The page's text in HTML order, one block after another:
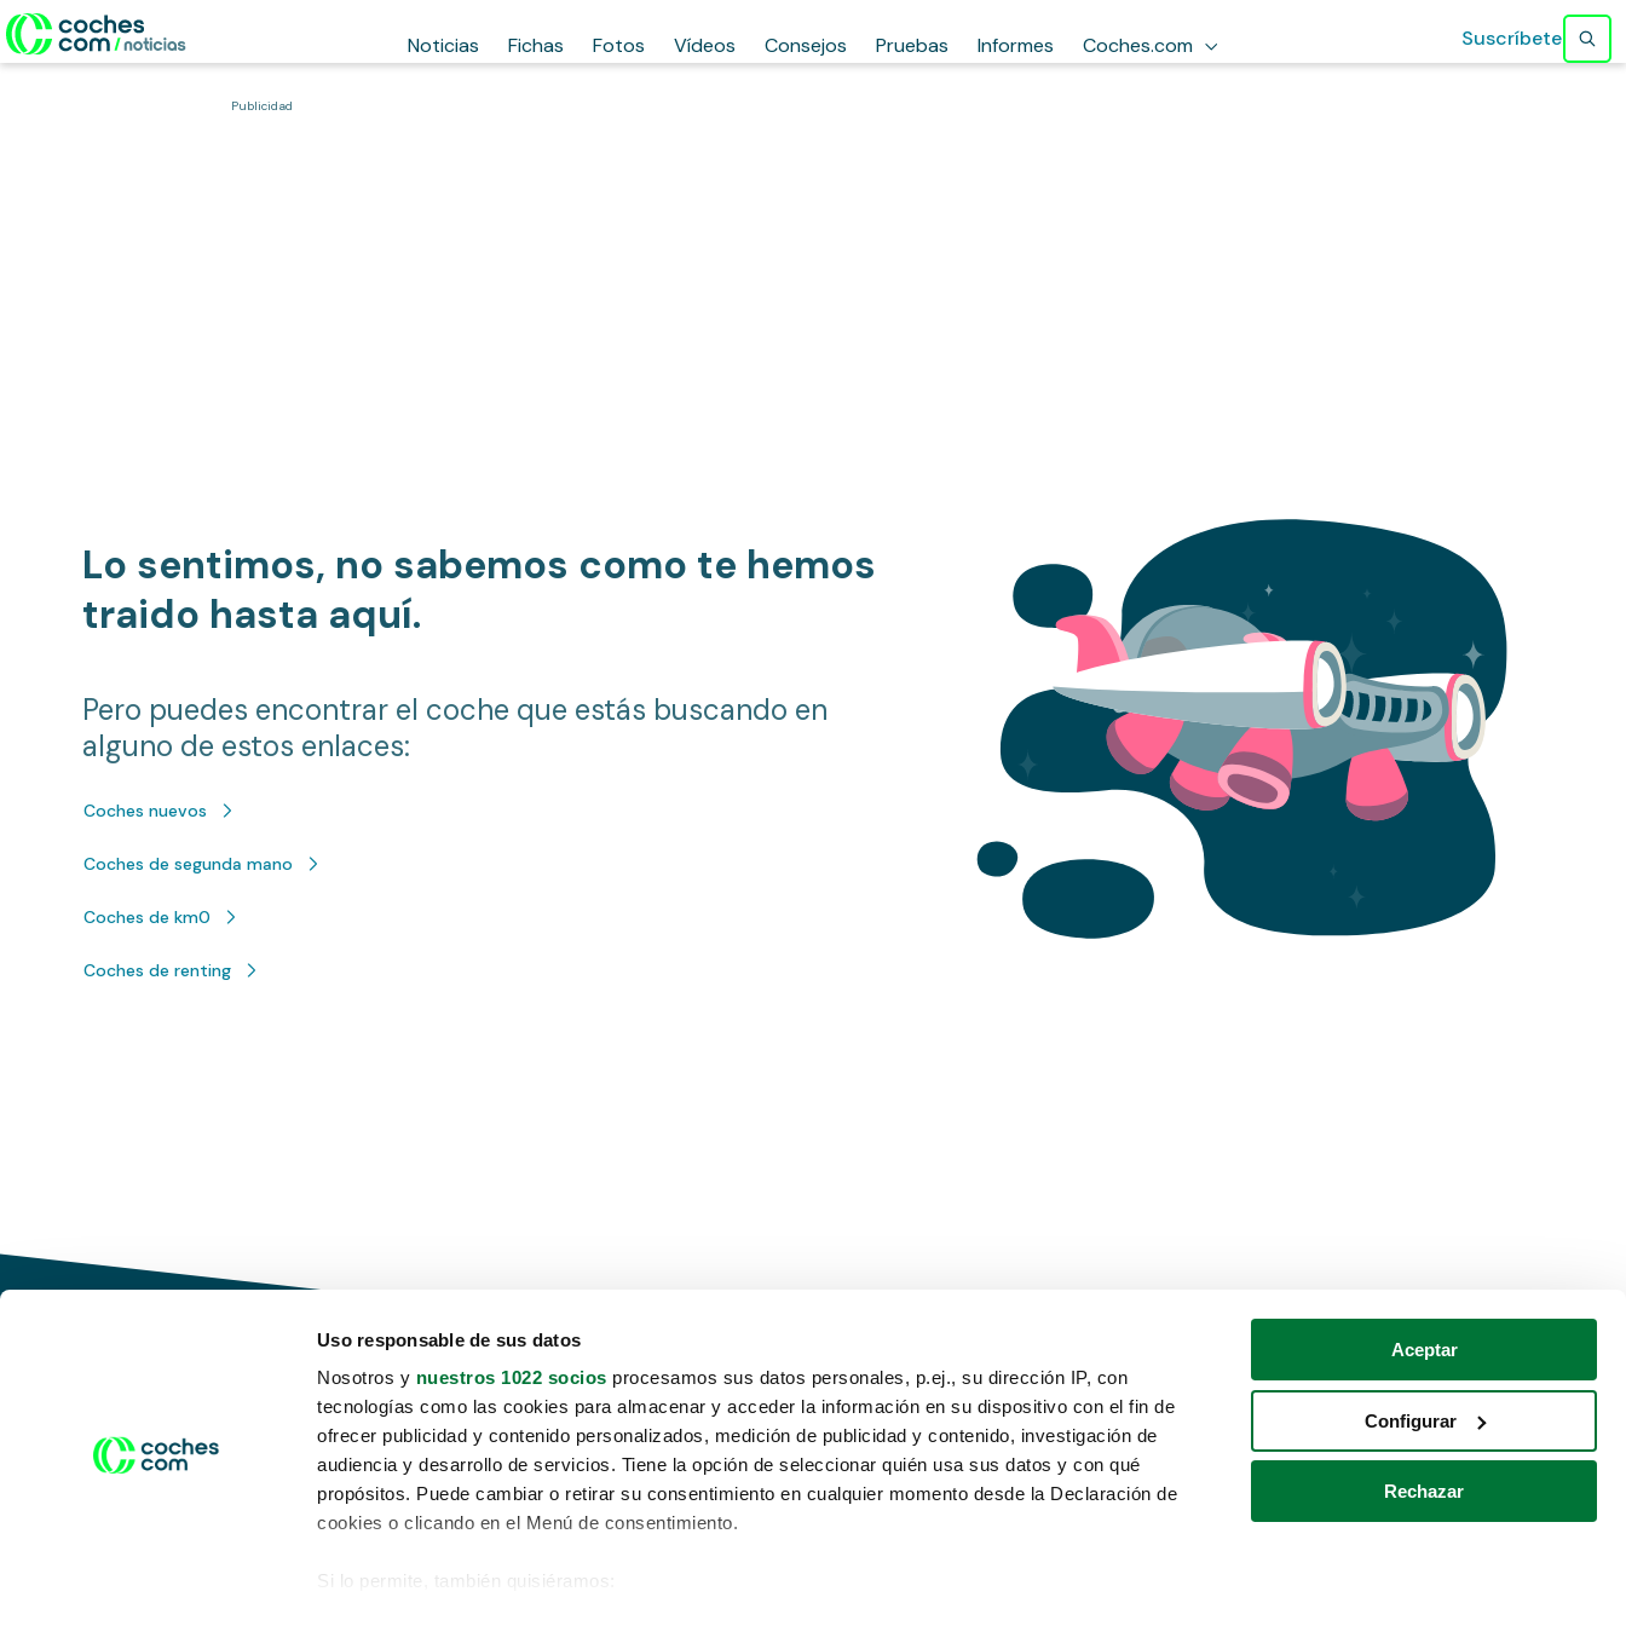
Uso responsable de sus datos
Nosotros y nuestros 1022 socios procesamos sus datos personales, p.ej., su dirección IP, con
tecnologías como las cookies para almacenar y acceder la información en su dispositivo con el fin de
ofrecer publicidad y contenido personalizados, medición de publicidad y contenido, investigación de
audiencia y desarrollo de servicios. Tiene la opción de seleccionar quién usa sus datos y con qué
propósitos. Puede cambiar o retirar su consentimiento en cualquier momento desde la Declaración de
cookies o clicando en el Menú de consentimiento.
Si lo permite, también quisiéramos:
Aceptar
Configurar
Rechazar
Noticias Fichas Fotos Vídeos Consejos Pruebas Informes Coches.com Suscríbete
Publicidad
Lo sentimos, no sabemos como te hemos
traido hasta aquí.
Pero puedes encontrar el coche que estás buscando en
alguno de estos enlaces:
Coches nuevos
Coches de segunda mano
Coches de km0
Coches de renting
Conduce tu futuro,
desata tu movilidad